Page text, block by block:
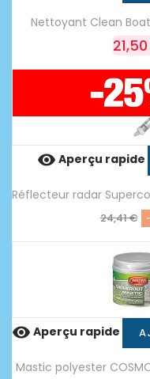
Nettoyant Clean
 Aperçu rapide
Réflecteur radar
24,41 €
 Aperçu rapide
Mastic polyester